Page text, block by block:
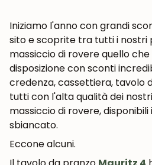
Iniziamo l'anno con grandi
sito e scoprite tra tutti i nostri
massiccio di rovere quello
disposizione con sconti
credenza, cassettiera, tavolo
tutti con l'alta qualità dei
massiccio di rovere,
sbiancato.
Eccone alcuni.